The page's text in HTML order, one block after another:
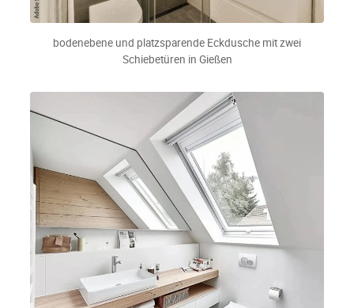
bodenebene und platzsparende Eckdusche mit zwei
Schiebetüren in Gießen